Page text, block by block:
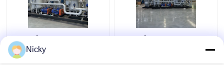
Hệ thống khôi phục khí
chống nổ áp suất thấp
Đơn vị khôi phục hydro
Hệ thống khôi phục khí
Nicky